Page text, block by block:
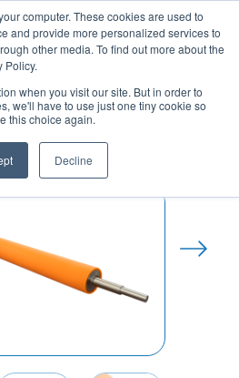
computer. These cookies are used to
and provide more personalized services to
other media. To find out more about the
Policy.
when you visit our site. But in order to
we'll have to use just one tiny cookie so
this choice again.
Decline
Cilindri in
rivestiti in poliuretano